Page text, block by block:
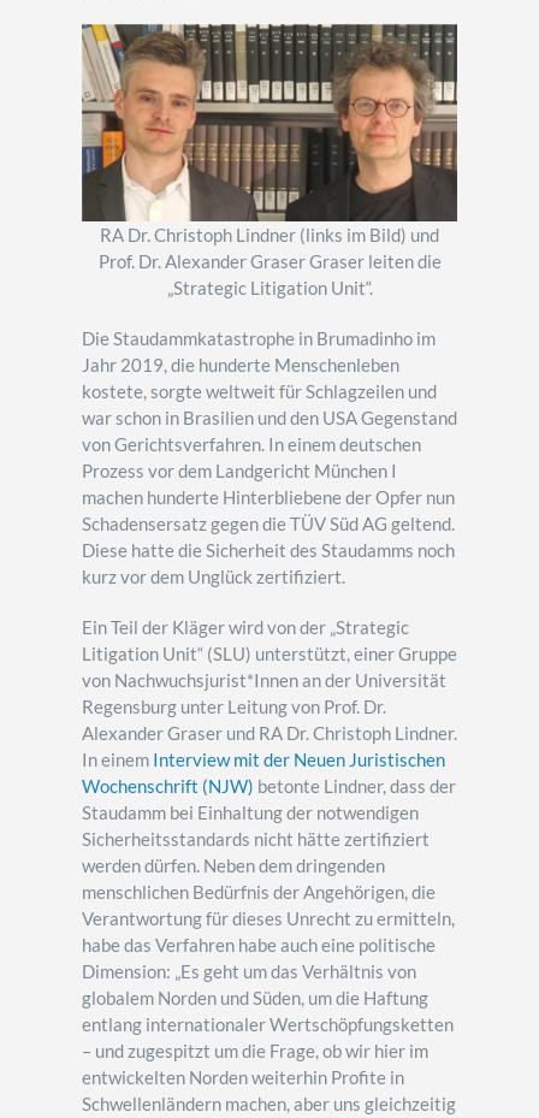
RA Dr. Christoph Lindner (links im Bild) und
Prof. Dr. Alexander Graser Graser leiten die
„Strategic Litigation Unit“.
Die Staudammkatastrophe in Brumadinho im
Jahr 2019, die hunderte Menschenleben
kostete, sorgte weltweit für Schlagzeilen und
war schon in Brasilien und den USA Gegenstand
von Gerichtsverfahren. In einem deutschen
Prozess vor dem Landgericht München I
machen hunderte Hinterbliebene der Opfer nun
Schadensersatz gegen die TÜV Süd AG geltend.
Diese hatte die Sicherheit des Staudamms noch
kurz vor dem Unglück zertifiziert.
Ein Teil der Kläger wird von der „Strategic
Litigation Unit“ (SLU) unterstützt, einer Gruppe
von Nachwuchsjurist*Innen an der Universität
Regensburg unter Leitung von Prof. Dr.
Alexander Graser und RA Dr. Christoph Lindner.
In einem Interview mit der Neuen Juristischen
Wochenschrift (NJW) betonte Lindner, dass der
Staudamm bei Einhaltung der notwendigen
Sicherheitsstandards nicht hätte zertifiziert
werden dürfen. Neben dem dringenden
menschlichen Bedürfnis der Angehörigen, die
Verantwortung für dieses Unrecht zu ermitteln,
habe das Verfahren habe auch eine politische
Dimension: „Es geht um das Verhältnis von
globalem Norden und Süden, um die Haftung
entlang internationaler Wertschöpfungsketten
– und zugespitzt um die Frage, ob wir hier im
entwickelten Norden weiterhin Profite in
Schwellenländern machen, aber uns gleichzeitig